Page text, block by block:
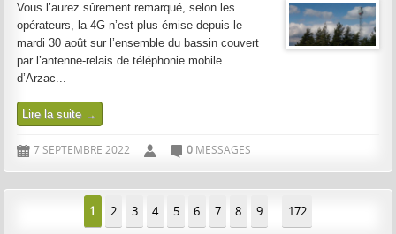
Vous l’aurez sûrement remarqué, selon les
opérateurs, la 4G n’est plus émise depuis le
mardi 30 août sur l’ensemble du bassin couvert
par l’antenne-relais de téléphonie mobile
d’Arzac...
Lire la suite →
D 7 SEPTEMBRE 2022 A 0MESSAGES
1 2 3 4 5 6 7 8 9 172